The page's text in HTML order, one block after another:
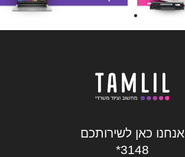
אנחנו כאן לשירותכם
*3148